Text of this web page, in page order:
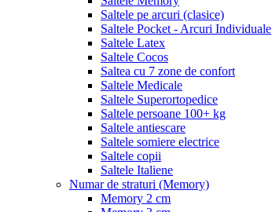
Saltele pe arcuri (clasice)
Saltele Pocket - Arcuri Individuale
Saltele Latex
Saltele Cocos
Saltea cu 7 zone de confort
Saltele Medicale
Saltele Superortopedice
Saltele persoane 100+ kg
Saltele antiescare
Saltele somiere electrice
Saltele copii
Saltele Italiene
Numar de straturi (Memory)
Memory 2 cm